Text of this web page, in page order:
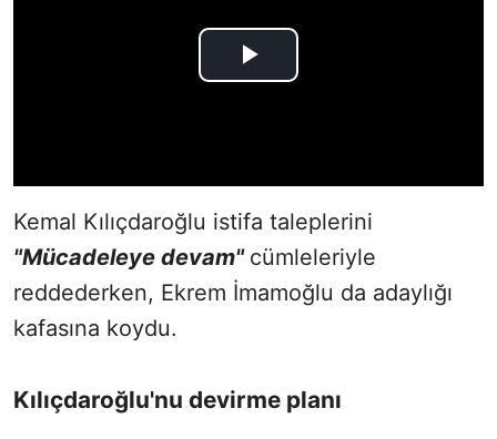
Kemal Kılıçdaroğlu istifa taleplerini
"Mücadeleye devam" cümleleriyle
reddederken, Ekrem İmamoğlu da adaylığı
kafasına koydu.
Kılıçdaroğlu'nu devirme planı